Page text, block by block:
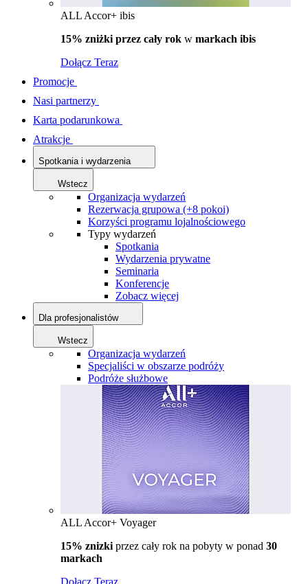
ALL Accor+ ibis
15% zniżki przez cały rok w markach ibis
Dołącz Teraz
Promocje
Nasi partnerzy
Karta podarunkowa
Atrakcje
Spotkania i wydarzenia
Wstecz
Organizacja wydarzeń
Rezerwacja grupowa (+8 pokoi)
Korzyści programu lojalnościowego
Typy wydarzeń
Spotkania
Wydarzenia prywatne
Seminaria
Konferencje
Zobacz więcej
Dla profesjonalistów
Wstecz
Organizacja wydarzeń
Specjaliści w obszarze podróży
Podróże służbowe
ALL Accor+ Voyager
15% znizki przez cały rok na pobyty w ponad 30
markach
Dołącz Teraz